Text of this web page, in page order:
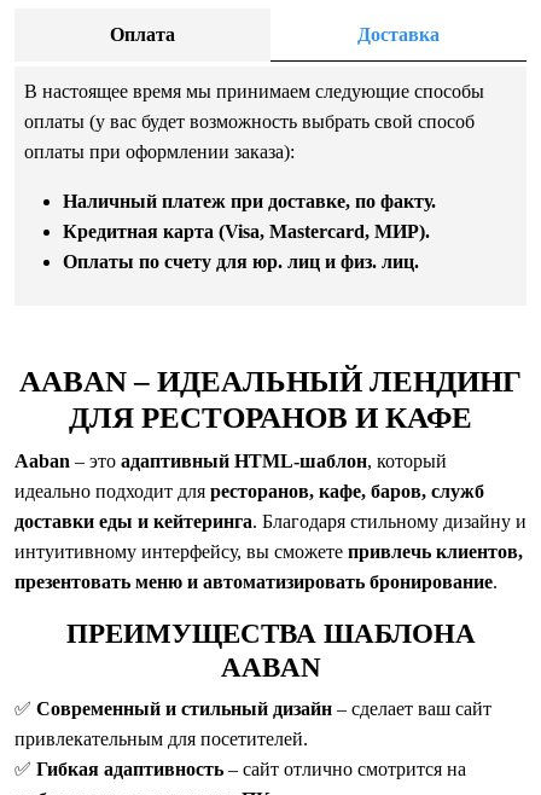
Оплата Доставка
В настоящее время мы принимаем следующие способы
оплаты (у вас будет возможность выбрать свой способ
оплаты при оформлении заказа):
Наличный платеж при доставке, по факту.
Кредитная карта (Visa, Mastercard, МИР).
Оплаты по счету для юр. лиц и физ. лиц.
AABAN – ИДЕАЛЬНЫЙ ЛЕНДИНГ
ДЛЯ РЕСТОРАНОВ И КАФЕ
Aaban – это адаптивный HTML-шаблон, который
идеально подходит для ресторанов, кафе, баров, служб
доставки еды и кейтеринга. Благодаря стильному дизайну и
интуитивному интерфейсу, вы сможете привлечь клиентов,
презентовать меню и автоматизировать бронирование.
ПРЕИМУЩЕСТВА ШАБЛОНА
AABAN
✅ Современный и стильный дизайн – сделает ваш сайт
привлекательным для посетителей.
✅ Гибкая адаптивность – сайт отлично смотрится на